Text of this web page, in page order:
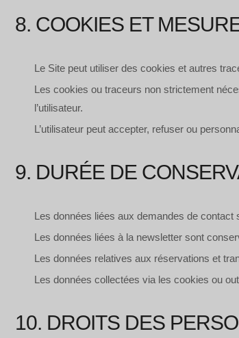
8. COOKIES ET
Le Site peut utiliser des cookies et autres
Les cookies ou traceurs non strictement
l’utilisateur.
L’utilisateur peut accepter, refuser ou
9. DURÉE DE
Les données liées aux demandes de
Les données liées à la newsletter sont
Les données relatives aux réservations et
Les données collectées via les cookies ou
10. DROITS DES